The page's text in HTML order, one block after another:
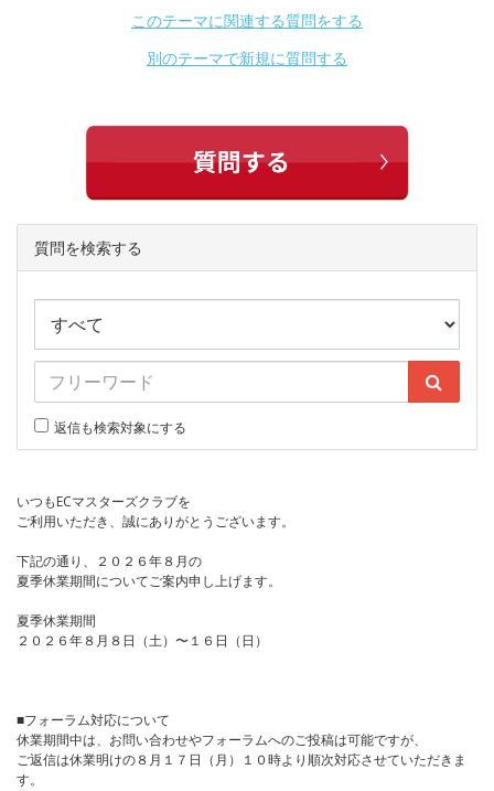
このテーマに関連する質問をする
別のテーマで新規に質問する
質問を検索する
返信も検索対象にする
いつもECマスターズクラブを
ご利用いただき、誠にありがとうございます。
下記の通り、２０２６年８月の
夏季休業期間についてご案内申し上げます。
夏季休業期間
２０２６年８月８日（土）〜１６日（日）
■フォーラム対応について
休業期間中は、お問い合わせやフォーラムへのご投稿は可能ですが、
ご返信は休業明けの８月１７日（月）１０時より順次対応させていただきま
す。